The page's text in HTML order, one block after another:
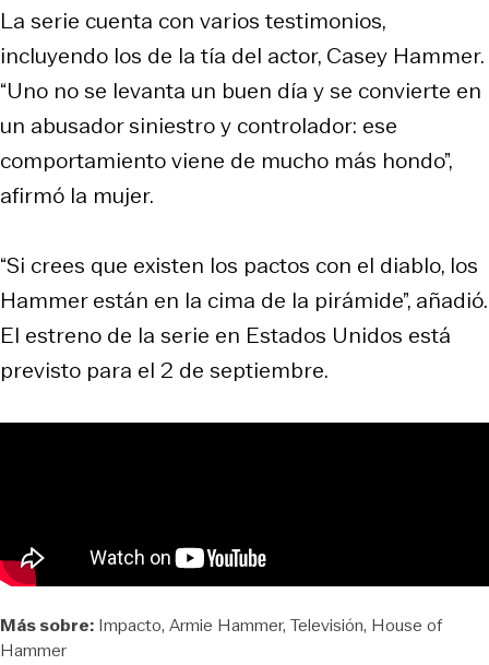
La serie cuenta con varios testimonios,
incluyendo los de la tía del actor, Casey Hammer.
“Uno no se levanta un buen día y se convierte en
un abusador siniestro y controlador: ese
comportamiento viene de mucho más hondo”,
afirmó la mujer.
“Si crees que existen los pactos con el diablo, los
Hammer están en la cima de la pirámide”, añadió.
El estreno de la serie en Estados Unidos está
previsto para el 2 de septiembre.
Más sobre: Impacto Armie Hammer Televisión House of
Hammer